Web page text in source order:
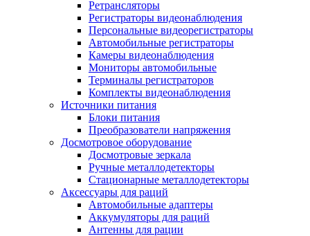
Ретрансляторы
Регистраторы видеонаблюдения
Персональные видеорегистраторы
Автомобильные регистраторы
Камеры видеонаблюдения
Мониторы автомобильные
Терминалы регистраторов
Комплекты видеонаблюдения
Источники питания
Блоки питания
Преобразователи напряжения
Досмотровое оборудование
Досмотровые зеркала
Ручные металлодетекторы
Стационарные металлодетекторы
Аксессуары для раций
Автомобильные адаптеры
Аккумуляторы для раций
Антенны для рации